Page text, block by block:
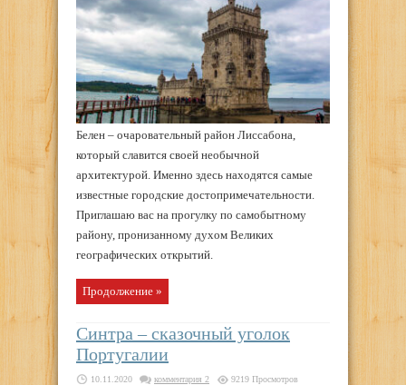
Белен – очаровательный район Лиссабона,
который славится своей необычной
архитектурой. Именно здесь находятся самые
известные городские достопримечательности.
Приглашаю вас на прогулку по самобытному
району, пронизанному духом Великих
географических открытий.
Продолжение »
Синтра – сказочный уголок
Португалии
10.11.2020 комментария 2 9219 Просмотров